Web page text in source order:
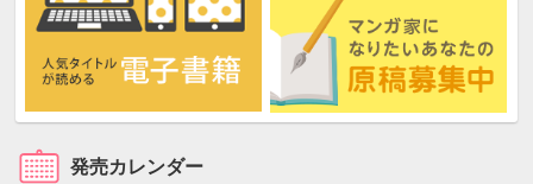
発売カレンダー